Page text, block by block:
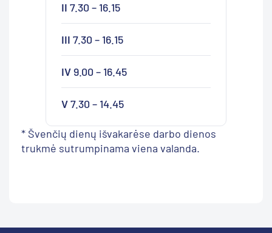
II 7.30 – 16.15
III 7.30 – 16.15
IV9.00 – 16.45
V7.30 – 14.45
* Švenčių dienų išvakarėse darbo dienos
trukmė sutrumpinama viena valanda.